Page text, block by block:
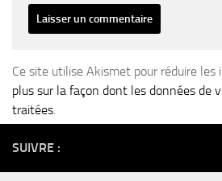
Ce site utilise Akismet pour réduire les
plus sur la façon dont les données de
traitées.
SUIVRE :